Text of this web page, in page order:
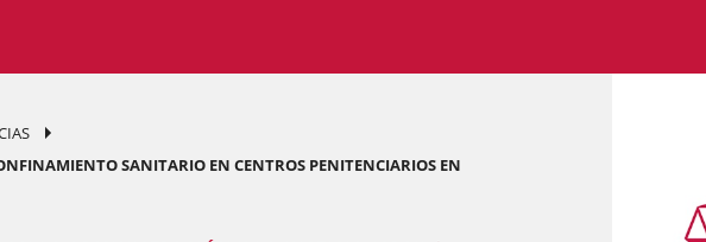
SANITARIO EN CENTROS PENITENCIARIOS EN